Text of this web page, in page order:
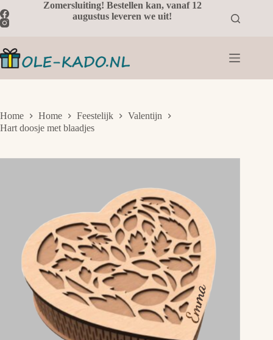
naar
de
Zomersluiting! Bestellen kan, vanaf 12
augustus leveren we uit!
Home Home Feestelijk
Valentijn
Hart doosje met blaadjes